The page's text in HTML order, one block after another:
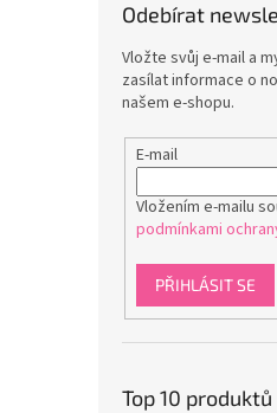
Odebírat
Vložte svůj e-mail a
zasílat informace o
našem e-shopu.
E-mail
Vložením e-mailu
podmínkami
PŘIHLÁSIT SE
Top 10 produktů